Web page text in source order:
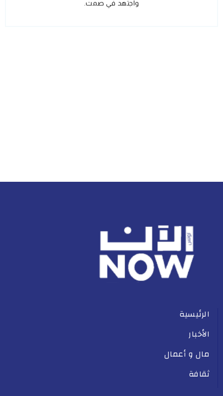
واجتهد في صمت.
الرئيسية
الأخبار
مال و أعمال
ثقافة